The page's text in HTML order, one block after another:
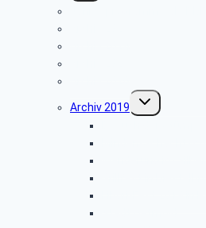
Archiv 2019
Untermenü
umschalten